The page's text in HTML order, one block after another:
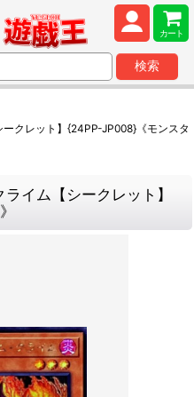
カート
検索
ークレット】{24PP-JP008}《モンスタ
イム【シークレット】